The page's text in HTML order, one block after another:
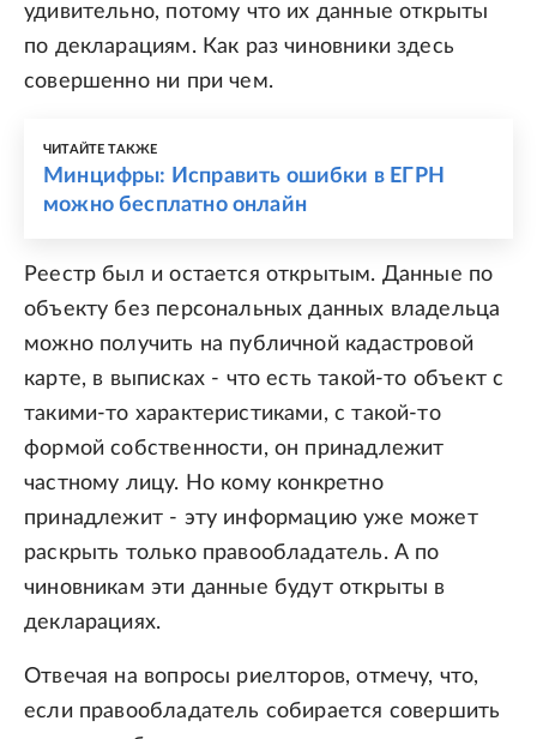
удивительно, потому что их данные открыты
по декларациям. Как раз чиновники здесь
совершенно ни при чем.
ЧИТАЙТЕ ТАКЖЕ
Минцифры: Исправить ошибки в ЕГРН
можно бесплатно онлайн
Реестр был и остается открытым. Данные по
объекту без персональных данных владельца
можно получить на публичной кадастровой
карте, в выписках - что есть такой-то объект с
такими-то характеристиками, с такой-то
формой собственности, он принадлежит
частному лицу. Но кому конкретно
принадлежит - эту информацию уже может
раскрыть только правообладатель. А по
чиновникам эти данные будут открыты в
декларациях.
Отвечая на вопросы риелторов, отмечу, что,
если правообладатель собирается совершить